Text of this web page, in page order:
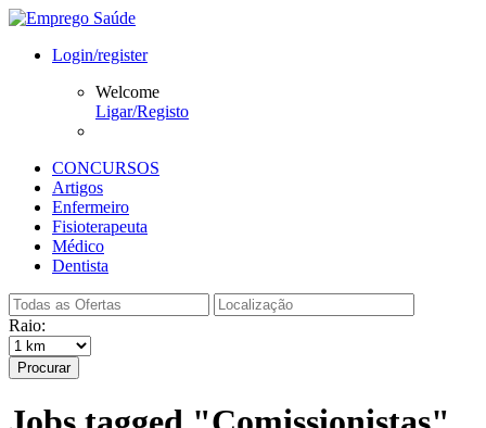
Login/register
Welcome
Ligar/Registo
CONCURSOS
Artigos
Enfermeiro
Fisioterapeuta
Médico
Dentista
Raio:
Procurar